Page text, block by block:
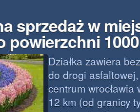
sprzedaż w
powierzchni
Działka zawiera
do drogi
centrum wrocławia
12 km (od granicy